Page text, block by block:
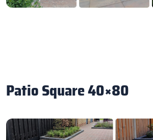
Patio Square 40×80